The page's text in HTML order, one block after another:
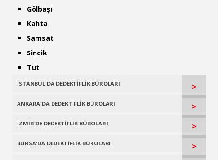
Gölbaşı
Kahta
Samsat
Sincik
Tut
İSTANBUL'DA DEDEKTİFLİK BÜROLARI >
ANKARA'DA DEDEKTİFLİK BÜROLARI >
İZMİR'DE DEDEKTİFLİK BÜROLARI >
BURSA'DA DEDEKTİFLİK BÜROLARI >